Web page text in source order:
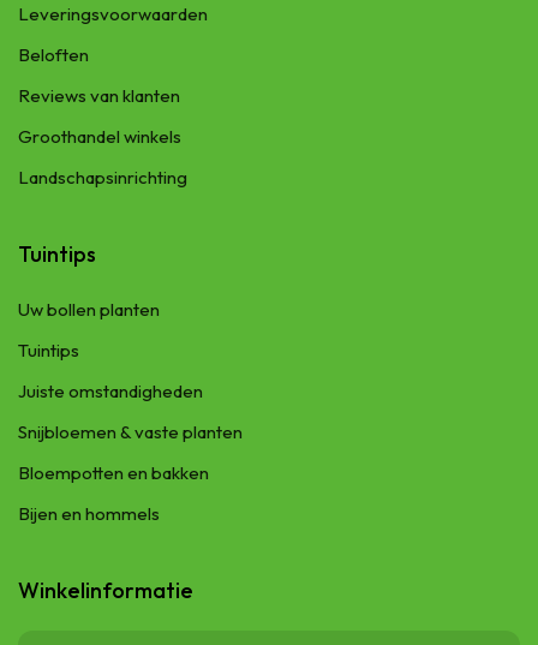
Leveringsvoorwaarden
Beloften
Reviews van klanten
Groothandel winkels
Landschapsinrichting
Tuintips
Uw bollen planten
Tuintips
Juiste omstandigheden
Snijbloemen & vaste planten
Bloempotten en bakken
Bijen en hommels
Winkelinformatie